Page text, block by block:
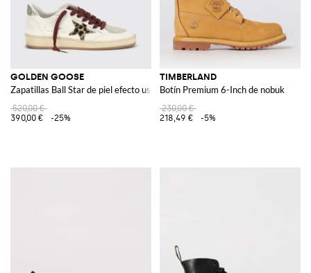
GOLDEN GOOSE
Zapatillas Ball Star de piel efecto usado
520,00 €
390,00 €
-25%
TIMBERLAND
Botín Premium 6-Inch de nobuk
230,00 €
218,49 €
-5%